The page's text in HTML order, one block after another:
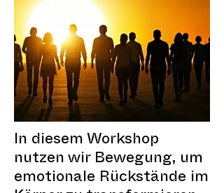
In diesem Workshop
nutzen wir Bewegung, um
emotionale Rückstände im